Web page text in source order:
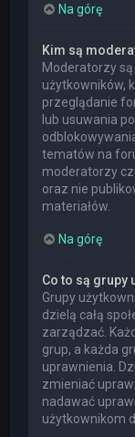
Na górę
Kim są
Moderatorzy
użytkowników,
przeglądanie
lub usuwania
tematów na
moderatorzy
oraz nie
materiałów.
Na górę
Co to są grupy
Grupy
dzielą całą
zarządzać.
grup, a każda
uprawnienia.
zmieniać
nadawać
użytkownikom